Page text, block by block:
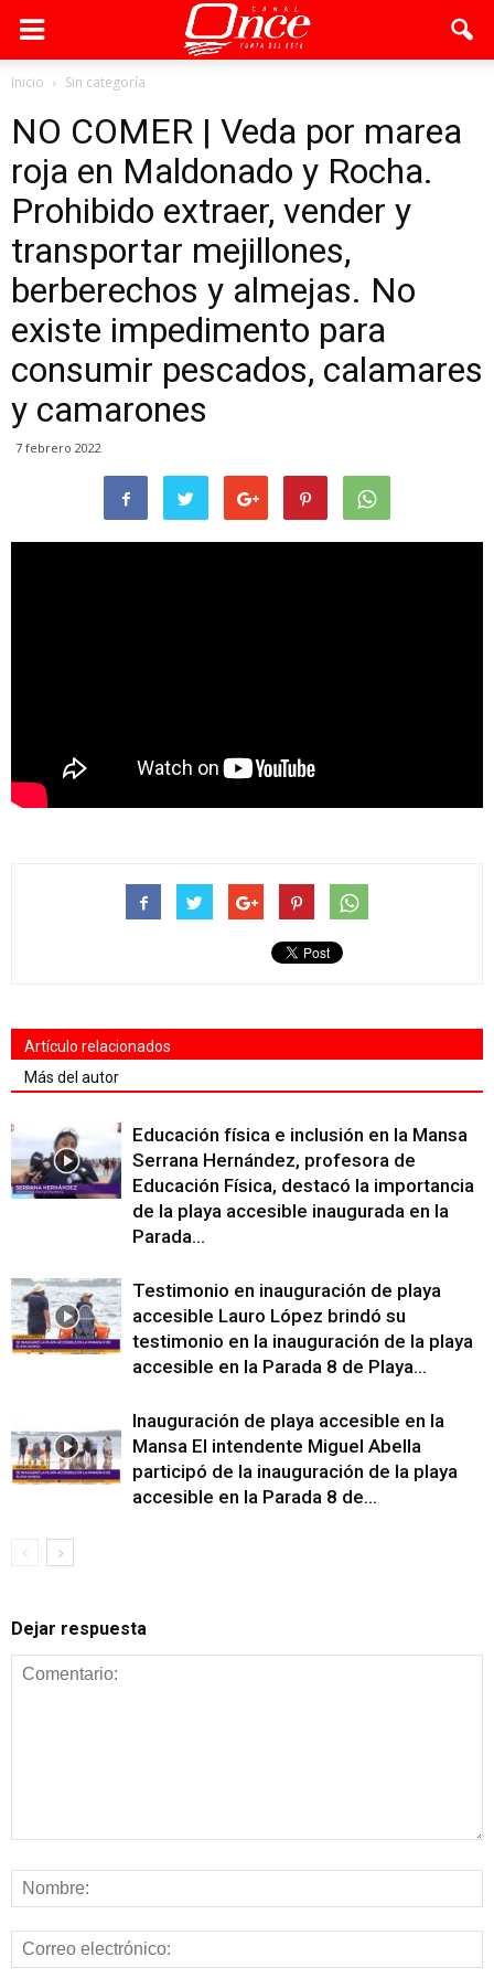
Inicio Sin categoría
NO COMER | Veda por marea
roja en Maldonado y Rocha.
Prohibido extraer, vender y
transportar mejillones,
berberechos y almejas. No
existe impedimento para
consumir pescados, calamares
y camarones
7 febrero 2022
Artículo relacionados
Más del autor
Educación física e inclusión en la Mansa
Serrana Hernández, profesora de
Educación Física, destacó la importancia
de la playa accesible inaugurada en la
Parada...
Testimonio en inauguración de playa
accesible Lauro López brindó su
testimonio en la inauguración de la playa
accesible en la Parada 8 de Playa...
Inauguración de playa accesible en la
Mansa El intendente Miguel Abella
participó de la inauguración de la playa
accesible en la Parada 8 de...
Dejar respuesta